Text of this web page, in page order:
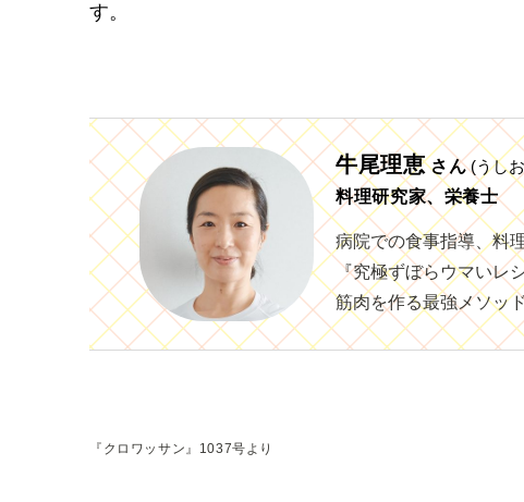
す。
牛尾理恵 さん (うし
料理研究家、栄養士
病院での食事指導、料
『究極ずぼらウマいレ
筋肉を作る最強メソッ
『クロワッサン』1037号より